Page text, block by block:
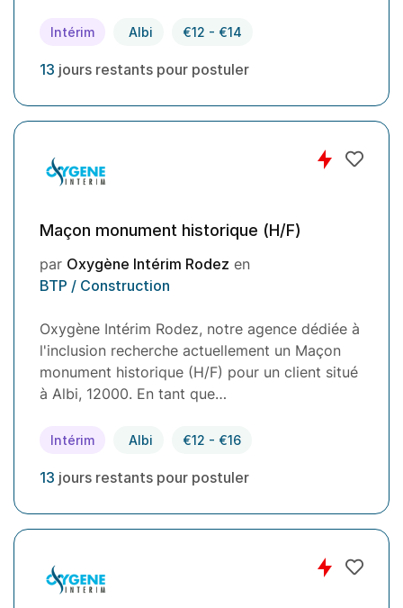
Intérim Albi €12 - €14
13 jours restants pour postuler
Maçon monument historique (H/F)
par Oxygène Intérim Rodez en
BTP / Construction
Oxygène Intérim Rodez, notre agence dédiée à
l'inclusion recherche actuellement un Maçon
monument historique (H/F) pour un client situé
à Albi, 12000. En tant que…
Intérim Albi €12 - €16
13 jours restants pour postuler